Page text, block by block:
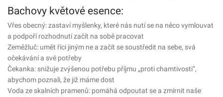
Bachovy květové esence:
Vřes obecný: zastaví myšlenky, které nás nutí se na něco vymlouvat
a podpoří rozhodnutí začít na sobě pracovat
Zeměžluč: umět říci jiným ne a začít se soustředit na sebe, svá
očekávání a své potřeby
Čekanka: snižuje zvýšenou potřebu příjmu „proti chamtivosti“,
abychom poznali, že již máme dost
Voda ze skalních pramenů: pomáhá odpoutat se a zmírnit naše